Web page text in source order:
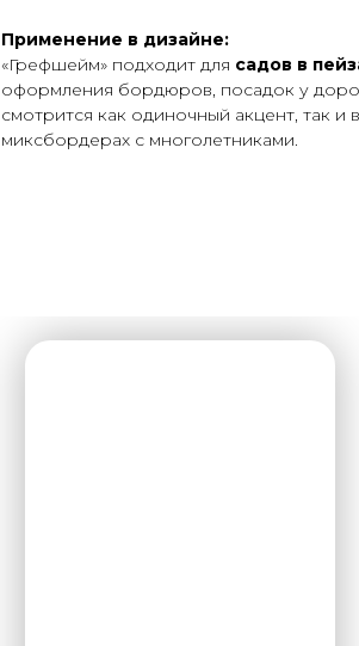
Применение в дизайне:
«Грефшейм» подходит для садов в
оформления бордюров, посадок у
смотрится как одиночный акцент, так и
миксбордерах с многолетниками.